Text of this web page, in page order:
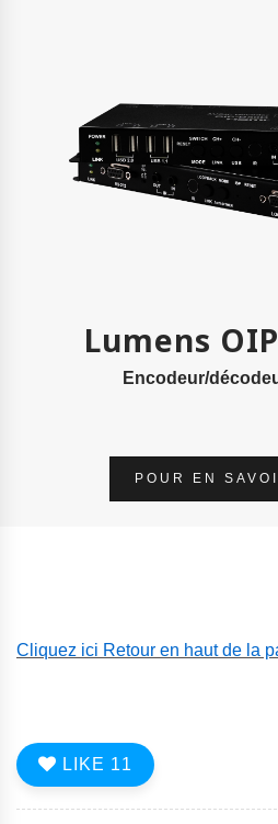
Lumens
Encodeur/
POUR EN
Cliquez ici Retour en haut de la
LIKE 11